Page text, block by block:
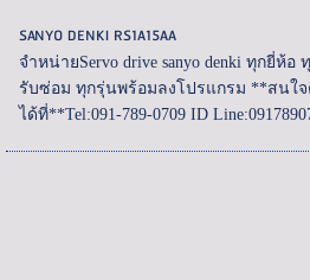
SANYO DENKI RS1A15AA
จำหน่ายServo drive sanyo denki ทุกยี่ห้
รับซ่อม ทุกรุ่นพร้อมลงโปรแกรม **สนใ
ได้ที่**Tel:091-789-0709 ID